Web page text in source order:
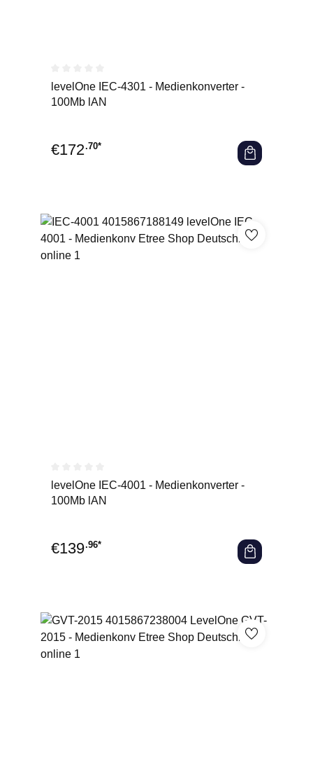
Durchschnittliche Bewertung von 0 von 5 Sternen
levelOne IEC-4301 - Medienkonverter -
100Mb lAN
€172.70*
Durchschnittliche Bewertung von 0 von 5 Sternen
levelOne IEC-4001 - Medienkonverter -
100Mb lAN
€139.96*